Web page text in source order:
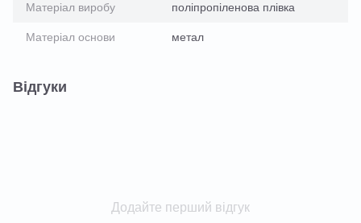
Матеріал виробу поліпропіленова плівка
Матеріал основи метал
Відгуки
Додайте перший відгук